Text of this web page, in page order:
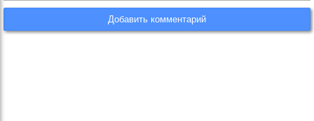
Добавить комментарий